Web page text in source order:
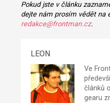
Pokud jste v článku
dejte nám prosím vědět na
redakce@frontman.cz.
LEON
Ve
článků
gearu